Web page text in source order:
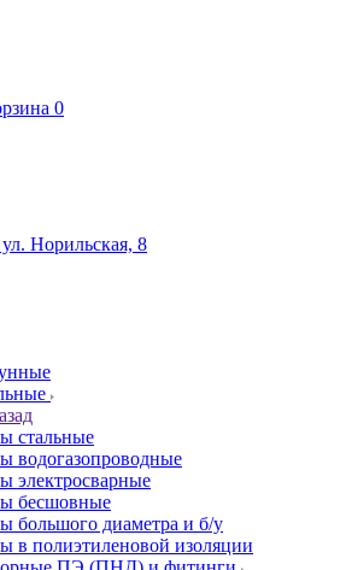
0
Норильская, 8
стальные
водогазопроводные
электросварные
бесшовные
большого диаметра и б/у
в полиэтиленовой изоляции